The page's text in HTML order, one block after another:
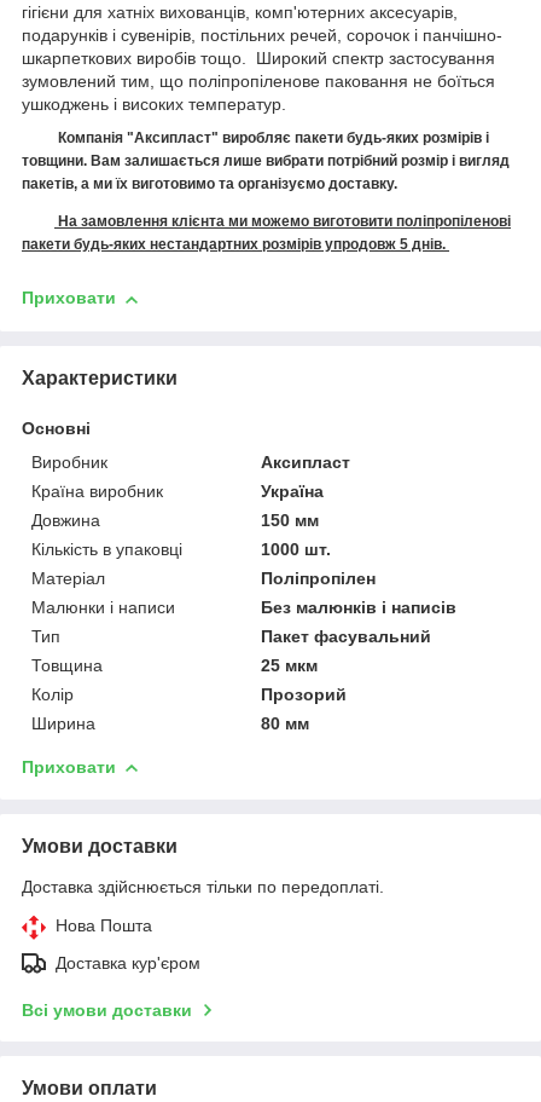
гігієни для хатніх вихованців, комп'ютерних аксесуарів,
подарунків і сувенірів, постільних речей, сорочок і панчішно-
шкарпеткових виробів тощо. Широкий спектр застосування
зумовлений тим, що поліпропіленове паковання не боїться
ушкоджень і високих температур.
Компанія "Аксипласт" виробляє пакети будь-яких розмірів і
товщини. Вам залишається лише вибрати потрібний розмір і вигляд
пакетів, а ми їх виготовимо та організуємо доставку.
На замовлення клієнта ми можемо виготовити поліпропіленові
пакети будь-яких нестандартних розмірів упродовж 5 днів.
Приховати
Характеристики
Основні
Виробник
Аксипласт
Країна виробник
Україна
Довжина
150 мм
Кількість в упаковці
1000 шт.
Матеріал
Поліпропілен
Малюнки і написи
Без малюнків і написів
Тип
Пакет фасувальний
Товщина
25 мкм
Колір
Прозорий
Ширина
80 мм
Приховати
Умови доставки
Доставка здійснюється тільки по передоплаті.
Нова Пошта
Доставка кур'єром
Всі умови доставки
Умови оплати